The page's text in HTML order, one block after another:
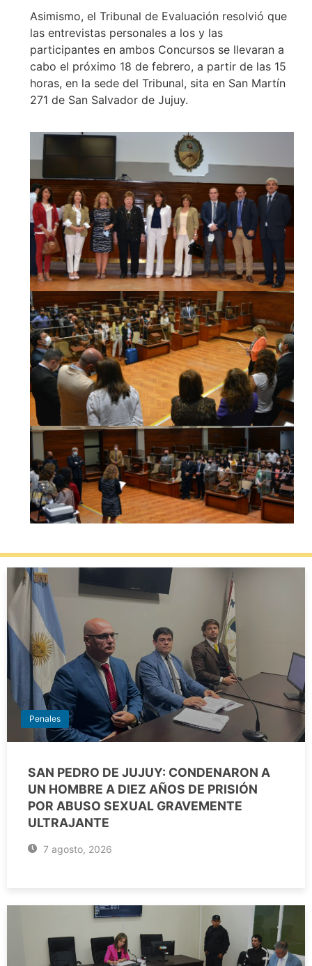
Asimismo, el Tribunal de Evaluación resolvió que
las entrevistas personales a los y las
participantes en ambos Concursos se llevaran a
cabo el próximo 18 de febrero, a partir de las 15
horas, en la sede del Tribunal, sita en San Martín
271 de San Salvador de Jujuy.
Penales
SAN PEDRO DE JUJUY: CONDENARON A
UN HOMBRE A DIEZ AÑOS DE PRISIÓN
POR ABUSO SEXUAL GRAVEMENTE
ULTRAJANTE
7 agosto, 2026